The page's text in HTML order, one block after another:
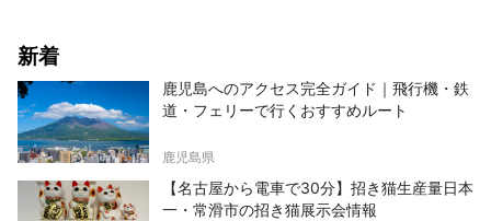
新着
鹿児島へのアクセス完全ガイド｜飛行機・鉄
道・フェリーで行くおすすめルート
鹿児島県
【名古屋から電車で30分】招き猫生産量日本
一・常滑市の招き猫展示会情報